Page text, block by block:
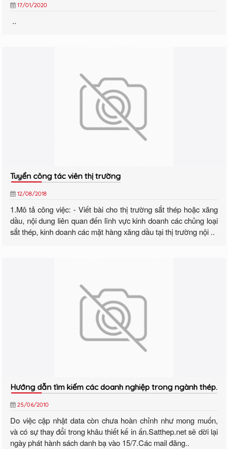
17/01/2020
..
Tuyển công tác viên thị trường
12/08/2018
1.Mô tả công việc: - Viết bài cho thị trường sắt thép hoặc xăng
dầu, nội dung liên quan đến lĩnh vực kinh doanh các chủng loại
sắt thép, kinh doanh các mặt hàng xăng dầu tại thị trường nội ..
Hướng dẫn tìm kiếm các doanh nghiệp trong ngành thép.
25/06/2010
Do việc cập nhật data còn chưa hoàn chỉnh như mong muốn,
và có sự thay đổi trong khâu thiết kế in ấn.Satthep.net sẽ dời lại
ngày phát hành sách danh bạ vào 15/7.Các mail đăng..